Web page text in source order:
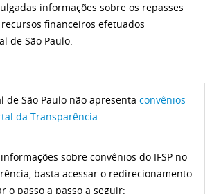
informações sobre os repasses
financeiros efetuados
de São Paulo.
de São Paulo não apresenta convênios
da Transparência.
sobre convênios do IFSP no
basta acessar o redirecionamento
o passo a passo a seguir: